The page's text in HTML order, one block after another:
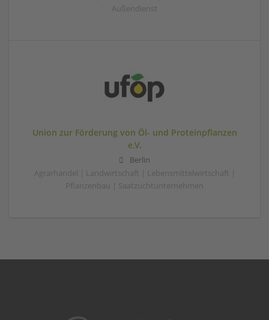
Außendienst
Union zur Förderung von Öl- und Proteinpflanzen
e.V.
Berlin
Agrarhandel | Landwirtschaft | Lebensmittelwirtschaft |
Pflanzenbau | Saatzuchtunternehmen